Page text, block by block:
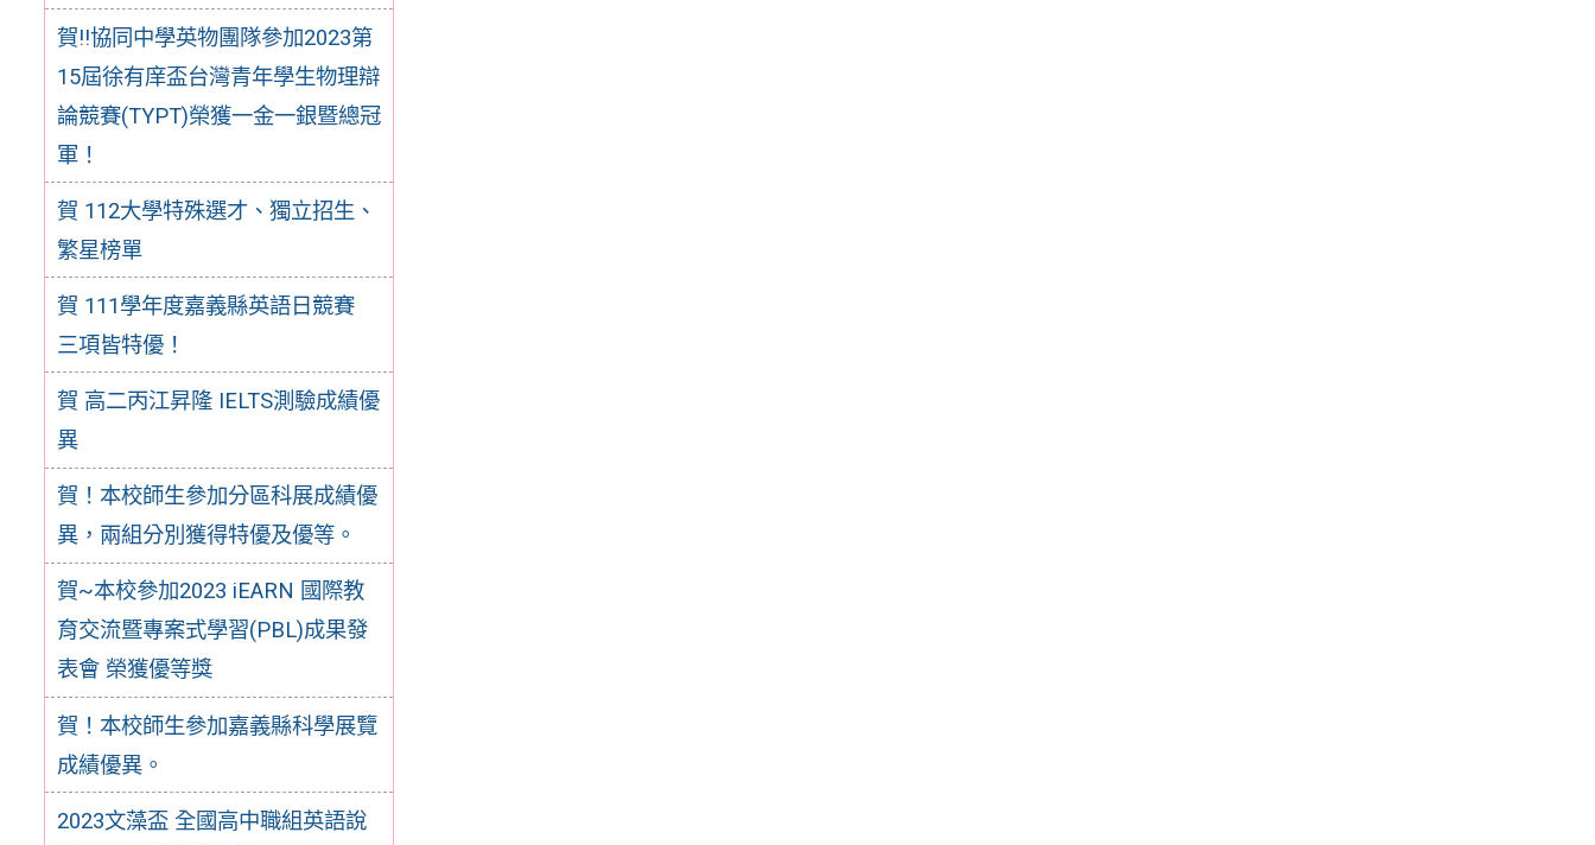
賀‼️協同中學英物團隊參加2023第
15屆徐有庠盃台灣青年學生物理辯
論競賽(TYPT)榮獲一金一銀暨總冠
軍！
賀 112大學特殊選才、獨立招生、
繁星榜單
賀 111學年度嘉義縣英語日競賽
三項皆特優！
賀 高二丙江昇隆 IELTS測驗成績優
異
賀！本校師生參加分區科展成績優
異，兩組分別獲得特優及優等。
賀~本校參加2023 iEARN 國際教
育交流暨專案式學習(PBL)成果發
表會 榮獲優等獎
賀！本校師生參加嘉義縣科學展覽
成績優異。
2023文藻盃 全國高中職組英語說